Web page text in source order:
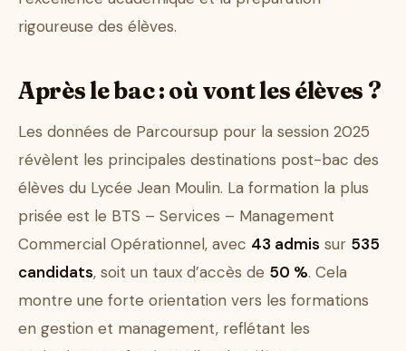
rigoureuse des élèves.
Après le bac : où vont les élèves ?
Les données de Parcoursup pour la session 2025
révèlent les principales destinations post-bac des
élèves du Lycée Jean Moulin. La formation la plus
prisée est le BTS – Services – Management
Commercial Opérationnel, avec 43 admis sur 535
candidats, soit un taux d’accès de 50 %. Cela
montre une forte orientation vers les formations
en gestion et management, reflétant les